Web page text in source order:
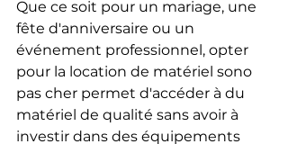
Que ce soit pour un mariage, une
fête d'anniversaire ou un
événement professionnel, opter
pour la location de matériel sono
pas cher permet d'accéder à du
matériel de qualité sans avoir à
investir dans des équipements